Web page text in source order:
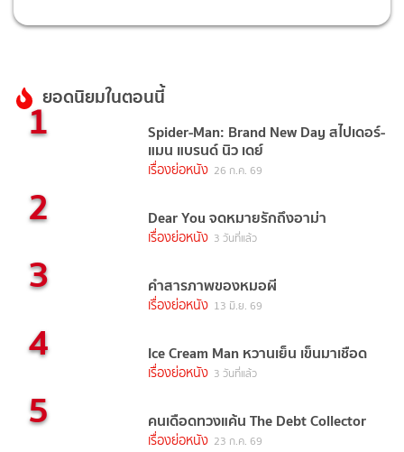
ยอดนิยมในตอนนี้
1 Spider-Man: Brand New Day สไปเดอร์-
แมน แบรนด์ นิว เดย์
เรื่องย่อหนัง 26 ก.ค. 69
2 Dear You จดหมายรักถึงอาม่า
เรื่องย่อหนัง 3 วันที่แล้ว
3 คำสารภาพของหมอผี
เรื่องย่อหนัง 13 มิ.ย. 69
4 Ice Cream Man หวานเย็น เข็นมาเชือด
เรื่องย่อหนัง 3 วันที่แล้ว
5 คนเดือดทวงแค้น The Debt Collector
เรื่องย่อหนัง 23 ก.ค. 69